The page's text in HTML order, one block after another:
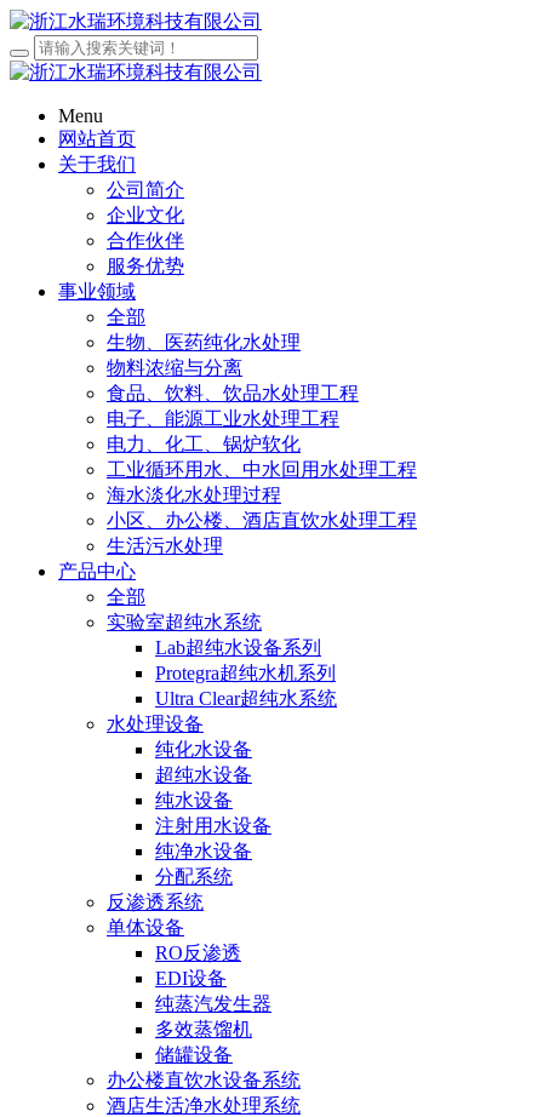
Menu
网站首页
关于我们
公司简介
企业文化
合作伙伴
服务优势
事业领域
全部
生物、医药纯化水处理
物料浓缩与分离
食品、饮料、饮品水处理工程
电子、能源工业水处理工程
电力、化工、锅炉软化
工业循环用水、中水回用水处理工程
海水淡化水处理过程
小区、办公楼、酒店直饮水处理工程
生活污水处理
产品中心
全部
实验室超纯水系统
Lab超纯水设备系列
Protegra超纯水机系列
Ultra Clear超纯水系统
水处理设备
纯化水设备
超纯水设备
纯水设备
注射用水设备
纯净水设备
分配系统
反渗透系统
单体设备
RO反渗透
EDI设备
纯蒸汽发生器
多效蒸馏机
储罐设备
办公楼直饮水设备系统
酒店生活净水处理系统